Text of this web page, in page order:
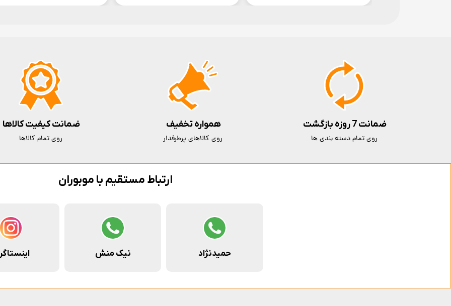
ارتباط مستقیم با موبوران
حمیدنژاد نیک منش
ضمانت 7 روزه بازگشت
روی تمام دسته بندی ها
ضمانت کیفیت کالاها
روی تمام کالاها
همواره تخفیف
روی کالاهای پرطرفدار